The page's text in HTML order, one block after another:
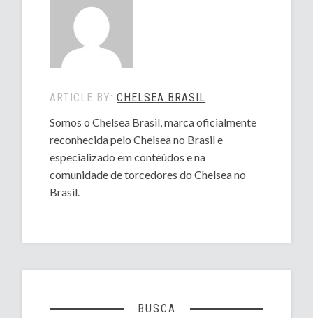
ARTICLE BY:CHELSEA BRASIL
Somos o Chelsea Brasil, marca oficialmente
reconhecida pelo Chelsea no Brasil e
especializado em conteúdos e na
comunidade de torcedores do Chelsea no
Brasil.
BUSCA